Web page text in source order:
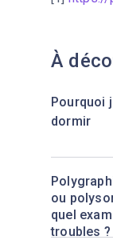
À
Pourquoi
dormir
ou
quel
troubles ?